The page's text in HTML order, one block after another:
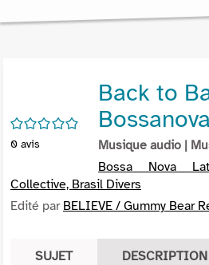
/5
0 avis
Back to
Bossanova
Musique audio |
Bossa Nova
Collective, Brasil Divers
Edité par BELIEVE / Gummy Bear
SUJET DESCRIPTION